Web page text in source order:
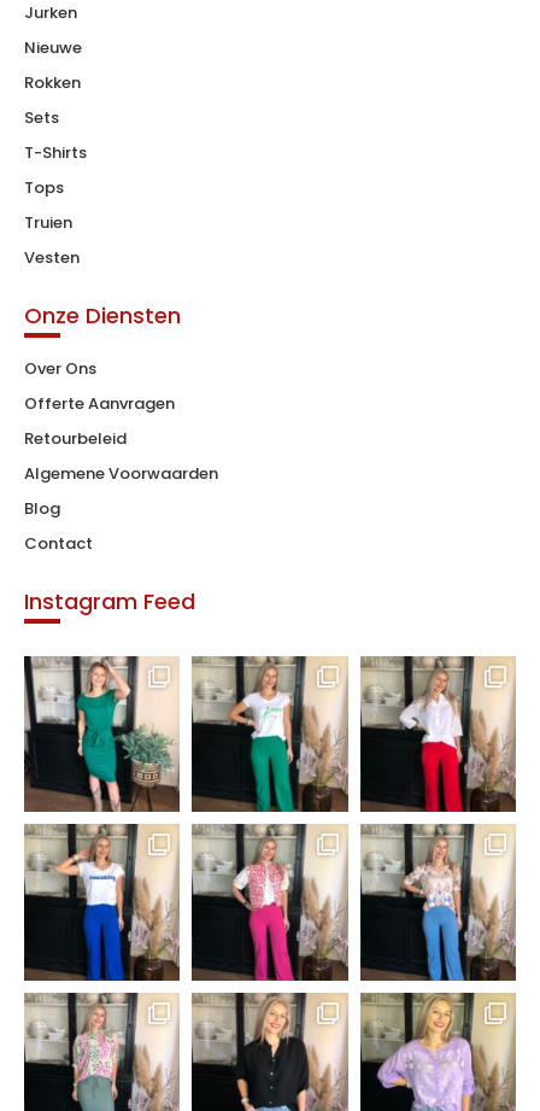
Jurken
Nieuwe
Rokken
Sets
T-Shirts
Tops
Truien
Vesten
Onze Diensten
Over Ons
Offerte Aanvragen
Retourbeleid
Algemene Voorwaarden
Blog
Contact
Instagram Feed